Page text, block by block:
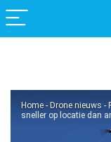
Home - Drone nieuws -
sneller op locatie dan